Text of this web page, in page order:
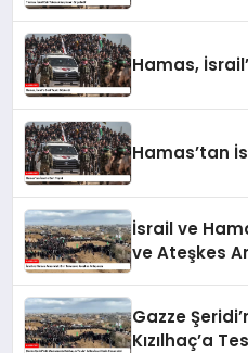
Hamas,
Hamas’tan
İsrail ve
ve Ateşkes
Gazze
Kızılhaç’a